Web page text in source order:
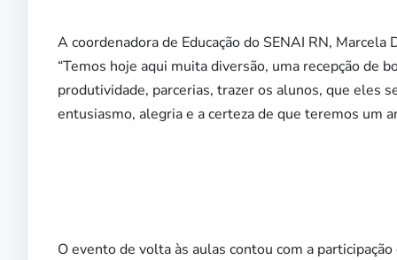
A coordenadora de Educação do SENAI RN,
“Temos hoje aqui muita diversão, uma recepção de
produtividade, parcerias, trazer os alunos, que eles
entusiasmo, alegria e a certeza de que teremos um
O evento de volta às aulas contou com a